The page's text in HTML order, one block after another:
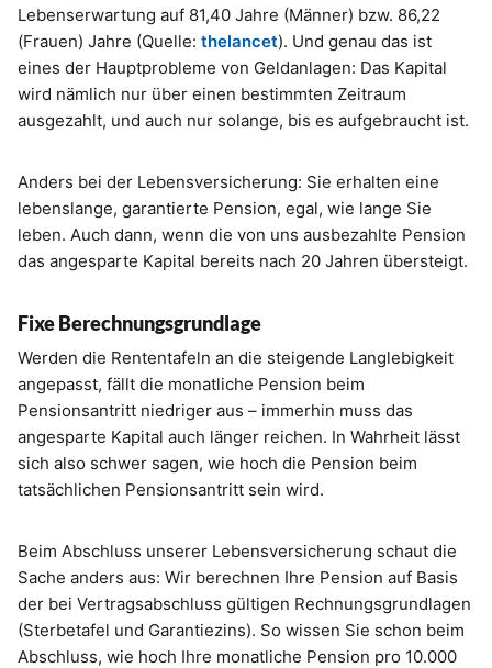
Lebenserwartung auf 81,40 Jahre (Männer) bzw. 86,22
(Frauen) Jahre (Quelle: thelancet). Und genau das ist
eines der Hauptprobleme von Geldanlagen: Das Kapital
wird nämlich nur über einen bestimmten Zeitraum
ausgezahlt, und auch nur solange, bis es aufgebraucht ist.
Anders bei der Lebensversicherung: Sie erhalten eine
lebenslange, garantierte Pension, egal, wie lange Sie
leben. Auch dann, wenn die von uns ausbezahlte Pension
das angesparte Kapital bereits nach 20 Jahren übersteigt.
Fixe Berechnungsgrundlage
Werden die Rententafeln an die steigende Langlebigkeit
angepasst, fällt die monatliche Pension beim
Pensionsantritt niedriger aus – immerhin muss das
angesparte Kapital auch länger reichen. In Wahrheit lässt
sich also schwer sagen, wie hoch die Pension beim
tatsächlichen Pensionsantritt sein wird.
Beim Abschluss unserer Lebensversicherung schaut die
Sache anders aus: Wir berechnen Ihre Pension auf Basis
der bei Vertragsabschluss gültigen Rechnungsgrundlagen
(Sterbetafel und Garantiezins). So wissen Sie schon beim
Abschluss, wie hoch Ihre monatliche Pension pro 10.000